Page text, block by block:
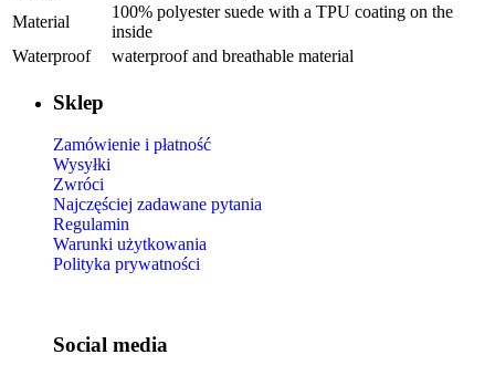
Material
100% polyester suede with a TPU coating on the
inside
Waterproof
waterproof and breathable material
Sklep
Zamówienie i płatność
Wysyłki
Zwróci
Najczęściej zadawane pytania
Regulamin
Warunki użytkowania
Polityka prywatności
Social media